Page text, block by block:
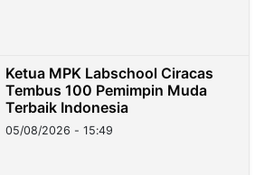
Ketua MPK Labschool Ciracas
Tembus 100 Pemimpin Muda
Terbaik Indonesia
05/08/2026 - 15:49